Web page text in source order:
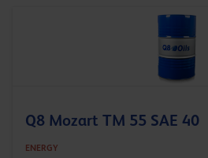
Q8 Mozart TM 55 SAE 40
ENERGY